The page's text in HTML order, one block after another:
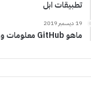
تطبيقات ابل
19 ديسمبر 2019
ماهو GitHub معلومات وروابط